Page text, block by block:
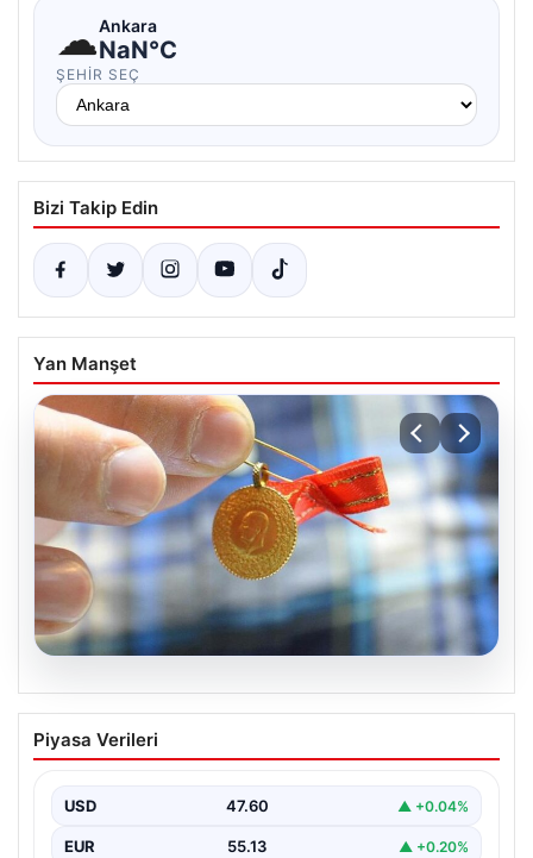
☁Ankara
NaN°C
ŞEHIR SEÇ
Bizi Takip Edin
Yan Manşet
05.08.2026
Altın fiyatları canlı 8 Nisan 2026: Altın
fiyatları ne kadar oldu? Gram, çeyrek,
fiyatları
Piyasa Verileri
USD 47.60 ▲ +0.04%
EUR 55.13 ▲ +0.20%